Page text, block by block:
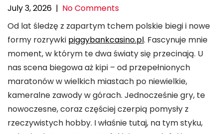
July 3, 2026 | No Comments
Od lat śledzę z zapartym tchem polskie biegi i nowe
formy rozrywki piggybankcasino.pl. Fascynuje mnie
moment, w którym te dwa światy się przecinają. U
nas scena biegowa aż kipi – od przepełnionych
maratonów w wielkich miastach po niewielkie,
kameralne zawody w górach. Jednocześnie gry, te
nowoczesne, coraz częściej czerpią pomysły z
rzeczywistych hobby. I właśnie tutaj, na tym styku,